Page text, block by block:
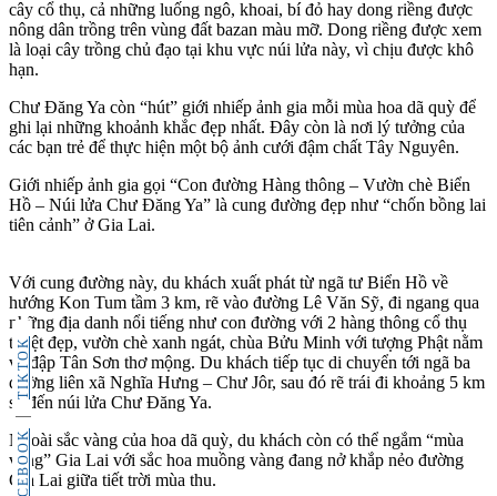
FACEBOOK
TIKTOK
cây cổ thụ, cả những luống ngô, khoai, bí đỏ hay dong riềng được
nông dân trồng trên vùng đất bazan màu mỡ. Dong riềng được xem
là loại cây trồng chủ đạo tại khu vực núi lửa này, vì chịu được khô
hạn.
Chư Đăng Ya còn “hút” giới nhiếp ảnh gia mỗi mùa hoa dã quỳ để
ghi lại những khoảnh khắc đẹp nhất. Đây còn là nơi lý tưởng của
các bạn trẻ để thực hiện một bộ ảnh cưới đậm chất Tây Nguyên.
Giới nhiếp ảnh gia gọi “Con đường Hàng thông – Vườn chè Biển
Hồ – Núi lửa Chư Đăng Ya” là cung đường đẹp như “chốn bồng lai
tiên cảnh” ở Gia Lai.
Với cung đường này, du khách xuất phát từ ngã tư Biển Hồ về
hướng Kon Tum tầm 3 km, rẽ vào đường Lê Văn Sỹ, đi ngang qua
những địa danh nổi tiếng như con đường với 2 hàng thông cổ thụ
tuyệt đẹp, vườn chè xanh ngát, chùa Bửu Minh với tượng Phật nằm
và đập Tân Sơn thơ mộng. Du khách tiếp tục di chuyển tới ngã ba
đường liên xã Nghĩa Hưng – Chư Jôr, sau đó rẽ trái đi khoảng 5 km
sẽ đến núi lửa Chư Đăng Ya.
Ngoài sắc vàng của hoa dã quỳ, du khách còn có thể ngắm “mùa
vàng” Gia Lai với sắc hoa muồng vàng đang nở khắp nẻo đường
Gia Lai giữa tiết trời mùa thu.